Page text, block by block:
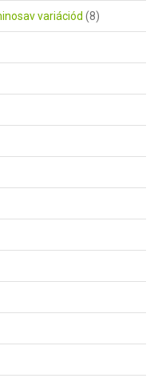
variációd (8)